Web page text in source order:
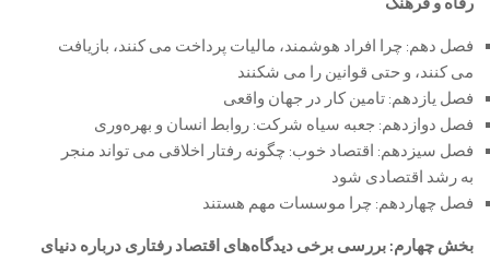
فصل دهم: چرا افراد هوشمند، مالیات پرداخت می کنند، بازیافت
می کنند، و حتی قوانین را می شکنند
فصل یازدهم: تامین کار در جهان واقعی
فصل دوازدهم: جعبه سیاه شرکت: روابط انسان و بهره‌وری
فصل سیزدهم: اقتصاد خوب: چگونه رفتار اخلاقی می تواند منجر
به رشد اقتصادی شود
فصل چهاردهم: چرا موسسات مهم هستند
بخش چهارم: بررسی برخی دیدگاه‌های اقتصاد رفتاری درباره دنیای